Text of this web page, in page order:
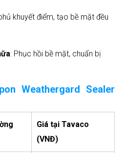
khuyết điểm, tạo bề mặt đều
: Phục hồi bề mặt, chuẩn bị
Weathergard Sealer
Giá tại Tavaco
(VNĐ)